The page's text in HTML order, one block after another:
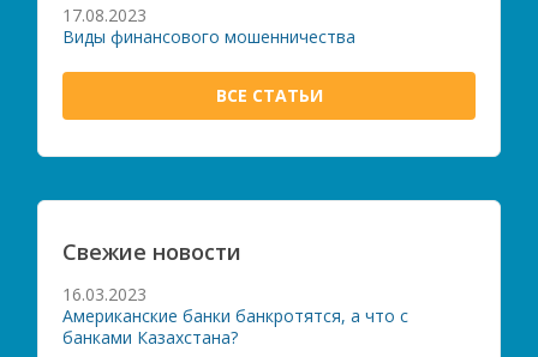
17.08.2023
Виды финансового мошенничества
ВСЕ СТАТЬИ
Свежие новости
16.03.2023
Американские банки банкротятся, а что с
банками Казахстана?